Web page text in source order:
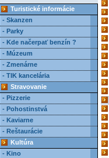
Turistické informácie
- Skanzen
- Parky
- Kde načerpať benzín ?
- Múzeum
- Zmenárne
- TIK kancelária
Stravovanie
- Pizzerie
- Pohostinstvá
- Kaviarne
- Reštaurácie
Kultúra
- Kino